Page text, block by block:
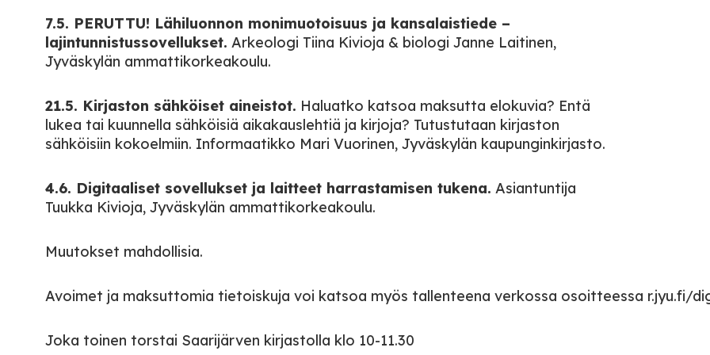
7.5. PERUTTU! Lähiluonnon monimuotoisuus ja kansalaistiede –
lajintunnistussovellukset. Arkeologi Tiina Kivioja & biologi Janne Laitinen,
Jyväskylän ammattikorkeakoulu.
21.5. Kirjaston sähköiset aineistot. Haluatko katsoa maksutta elokuvia? Entä
lukea tai kuunnella sähköisiä aikakauslehtiä ja kirjoja? Tutustutaan kirjaston
sähköisiin kokoelmiin. Informaatikko Mari Vuorinen, Jyväskylän kaupunginkirjasto.
4.6. Digitaaliset sovellukset ja laitteet harrastamisen tukena. Asiantuntija
Tuukka Kivioja, Jyväskylän ammattikorkeakoulu.
Muutokset mahdollisia.
Avoimet ja maksuttomia tietoiskuja voi katsoa myös tallenteena verkossa osoitteessa r.jyu.fi/
Joka toinen torstai Saarijärven kirjastolla klo 10-11.30